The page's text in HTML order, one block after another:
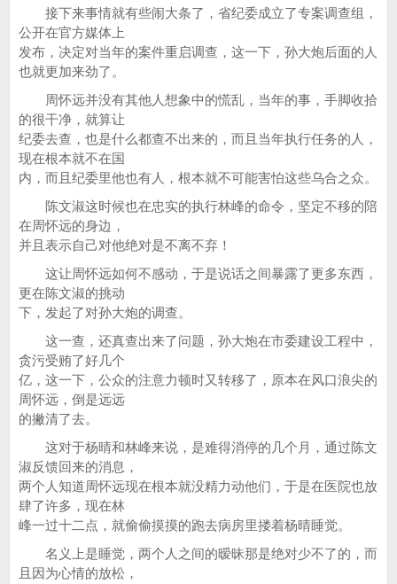
接下来事情就有些闹大条了，省纪委成立了专案调查组，
公开在官方媒体上
发布，决定对当年的案件重启调查，这一下，孙大炮后面的人
也就更加来劲了。
周怀远并没有其他人想象中的慌乱，当年的事，手脚收拾
的很干净，就算让
纪委去查，也是什么都查不出来的，而且当年执行任务的人，
现在根本就不在国
内，而且纪委里他也有人，根本就不可能害怕这些乌合之众。
陈文淑这时候也在忠实的执行林峰的命令，坚定不移的陪
在周怀远的身边，
并且表示自己对他绝对是不离不弃！
这让周怀远如何不感动，于是说话之间暴露了更多东西，
更在陈文淑的挑动
下，发起了对孙大炮的调查。
这一查，还真查出来了问题，孙大炮在市委建设工程中，
贪污受贿了好几个
亿，这一下，公众的注意力顿时又转移了，原本在风口浪尖的
周怀远，倒是远远
的撇清了去。
这对于杨晴和林峰来说，是难得消停的几个月，通过陈文
淑反馈回来的消息，
两个人知道周怀远现在根本就没精力动他们，于是在医院也放
肆了许多，现在林
峰一过十二点，就偷偷摸摸的跑去病房里搂着杨晴睡觉。
名义上是睡觉，两个人之间的暧昧那是绝对少不了的，而
且因为心情的放松，